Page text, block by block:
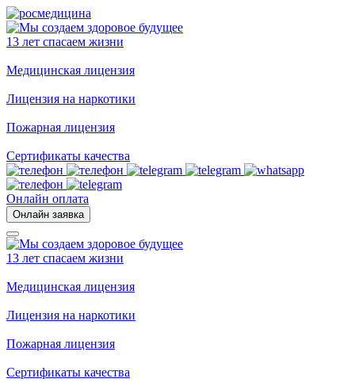
13 лет спасаем жизни
Медицинская лицензия
Лицензия на наркотики
Пожарная лицензия
Сертификаты качества
Онлайн оплата
Онлайн заявка
13 лет спасаем жизни
Медицинская лицензия
Лицензия на наркотики
Пожарная лицензия
Сертификаты качества